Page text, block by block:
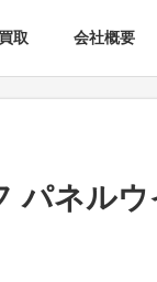
取 会社概要
パネル